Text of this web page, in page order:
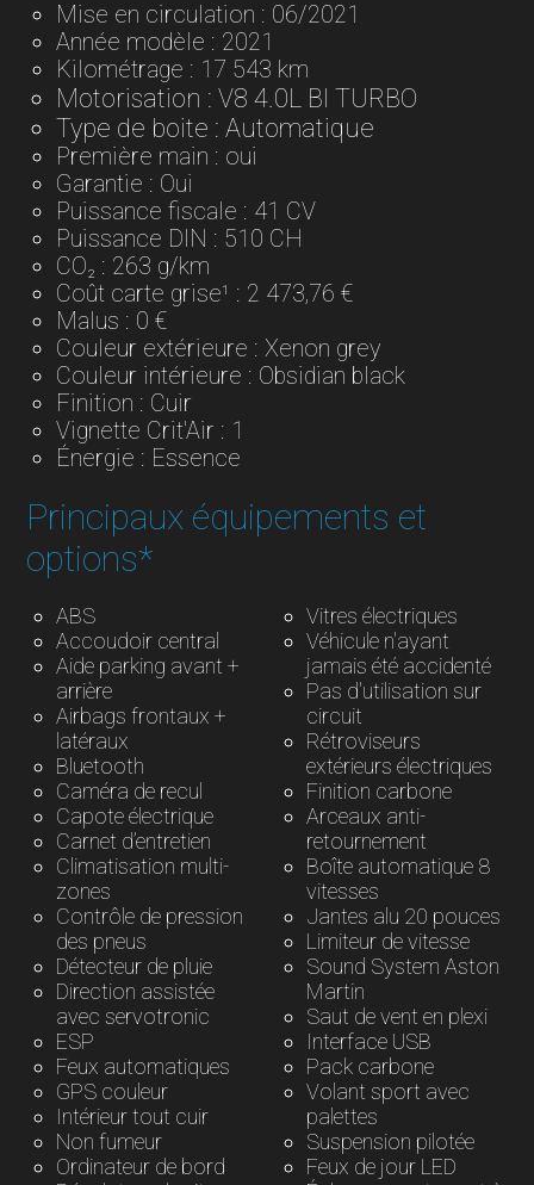
Mise en circulation : 06/2021
Année modèle : 2021
Kilométrage : 17 543 km
Motorisation : V8 4.0L BI TURBO
Type de boite : Automatique
Première main : oui
Garantie : Oui
Puissance fiscale : 41 CV
Puissance DIN : 510 CH
CO₂ : 263 g/km
Coût carte grise¹ : 2 473,76 €
Malus : 0 €
Couleur extérieure : Xenon grey
Couleur intérieure : Obsidian black
Finition : Cuir
Vignette Crit'Air : 1
Énergie : Essence
Principaux équipements et
options*
ABS
Accoudoir central
Aide parking avant +
arrière
Airbags frontaux +
latéraux
Bluetooth
Caméra de recul
Capote électrique
Carnet d’entretien
Climatisation multi-
zones
Contrôle de pression
des pneus
Détecteur de pluie
Direction assistée
avec servotronic
ESP
Feux automatiques
GPS couleur
Intérieur tout cuir
Non fumeur
Ordinateur de bord
Vitres électriques
Véhicule n'ayant
jamais été accidenté
Pas d'utilisation sur
circuit
Rétroviseurs
extérieurs électriques
Finition carbone
Arceaux anti-
retournement
Boîte automatique 8
vitesses
Jantes alu 20 pouces
Limiteur de vitesse
Sound System Aston
Martin
Saut de vent en plexi
Interface USB
Pack carbone
Volant sport avec
palettes
Suspension pilotée
Feux de jour LED